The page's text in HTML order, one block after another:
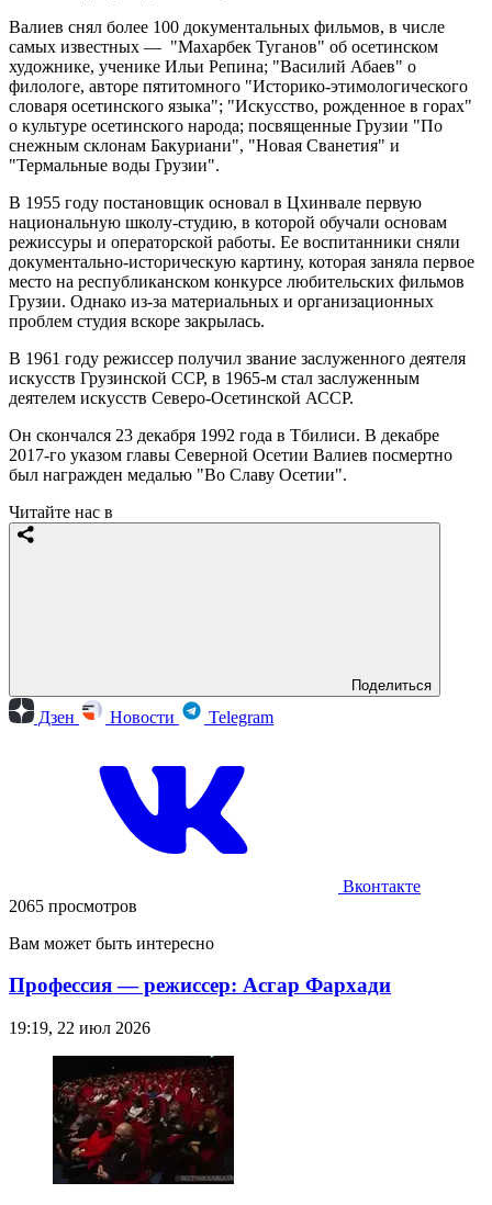
Валиев снял более 100 документальных фильмов, в числе
самых известных — "Махарбек Туганов" об осетинском
художнике, ученике Ильи Репина; "Василий Абаев" о
филологе, авторе пятитомного "Историко-этимологического
словаря осетинского языка"; "Искусство, рожденное в горах"
о культуре осетинского народа; посвященные Грузии "По
снежным склонам Бакуриани", "Новая Сванетия" и
"Термальные воды Грузии".
В 1955 году постановщик основал в Цхинвале первую
национальную школу-студию, в которой обучали основам
режиссуры и операторской работы. Ее воспитанники сняли
документально-историческую картину, которая заняла первое
место на республиканском конкурсе любительских фильмов
Грузии. Однако из-за материальных и организационных
проблем студия вскоре закрылась.
В 1961 году режиссер получил звание заслуженного деятеля
искусств Грузинской ССР, в 1965-м стал заслуженным
деятелем искусств Северо-Осетинской АССР.
Он скончался 23 декабря 1992 года в Тбилиси. В декабре
2017-го указом главы Северной Осетии Валиев посмертно
был награжден медалью "Во Славу Осетии".
Читайте нас в
Поделиться
Дзен Новости Telegram
Вконтакте
2065 просмотров
Вам может быть интересно
Профессия — режиссер: Асгар Фархади
19:19, 22 июл 2026